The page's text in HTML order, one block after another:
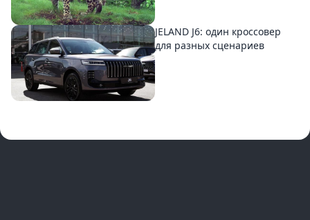
JELAND J6: один кроссовер
для разных сценариев